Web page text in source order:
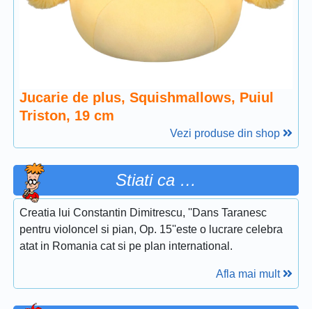
Jucarie de plus, Squishmallows, Puiul
Triston, 19 cm
Vezi produse din shop
Stiati ca …
Creatia lui Constantin Dimitrescu, ''Dans Taranesc
pentru violoncel si pian, Op. 15''este o lucrare celebra
atat in Romania cat si pe plan international.
Afla mai mult